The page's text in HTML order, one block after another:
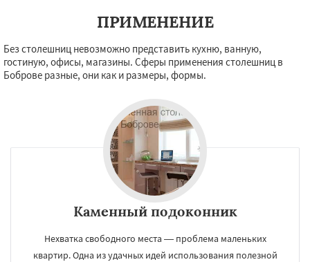
ПРИМЕНЕНИЕ
Без столешниц невозможно представить кухню, ванную,
гостиную, офисы, магазины. Сферы применения столешниц в
Боброве разные, они как и размеры, формы.
Каменный подоконник
Нехватка свободного места — проблема маленьких
квартир. Одна из удачных идей использования полезной